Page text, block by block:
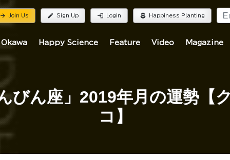
Join Us edit Sign Up login Login local_florist Happiness Planting
Happy Science Feature Video Magazine
びん座」2019年月の運勢【
コ】